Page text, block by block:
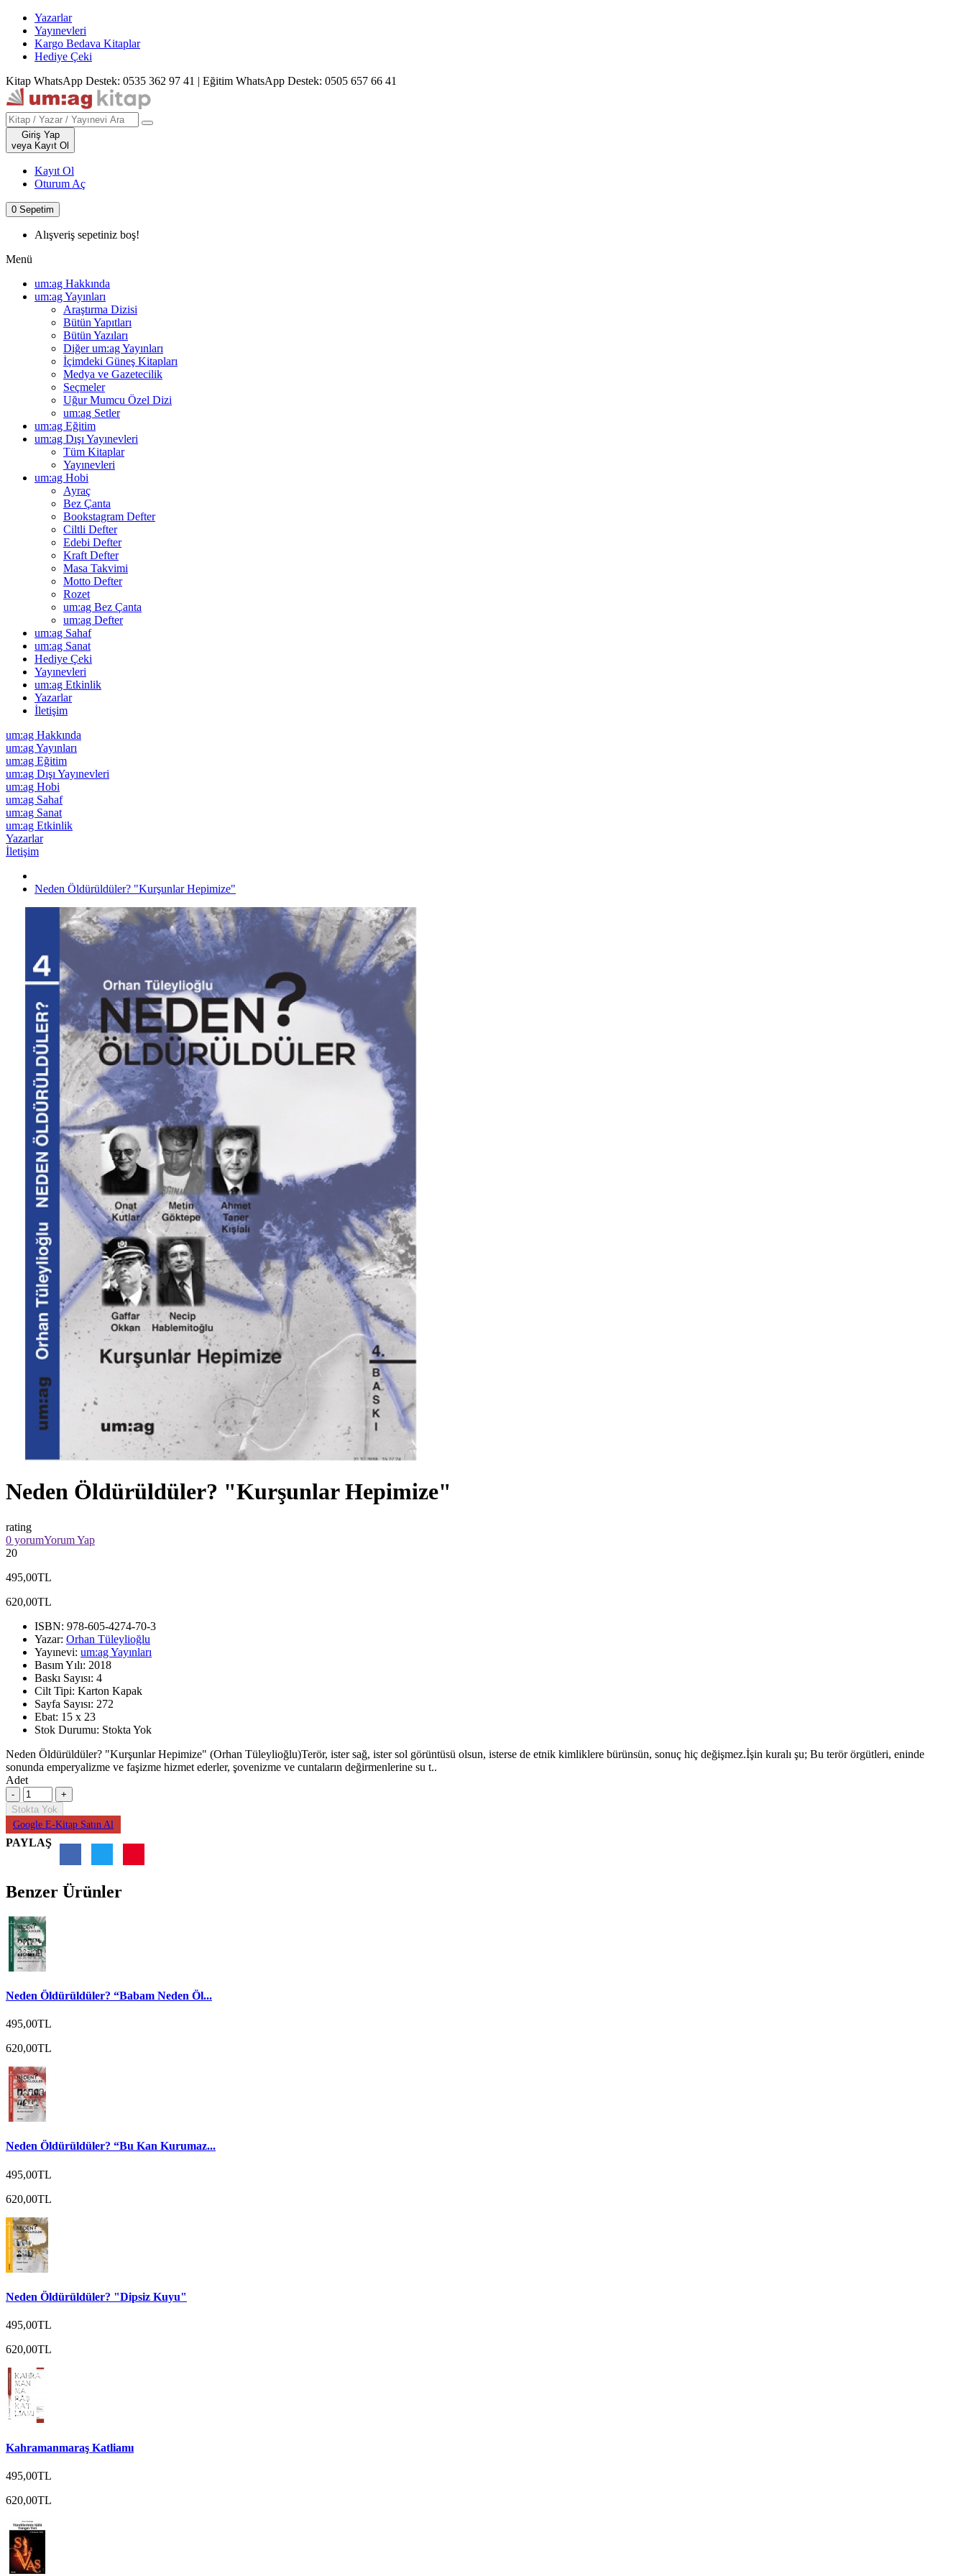
Yazarlar
Yayınevleri
Kargo Bedava Kitaplar
Hediye Çeki
Kitap WhatsApp Destek: 0535 362 97 41 | Eğitim WhatsApp Destek: 0505 657 66 41
Giriş Yap
veya Kayıt Ol
Kayıt Ol
Oturum Aç
0 Sepetim
Alışveriş sepetiniz boş!
Menü
um:ag Hakkında
um:ag Yayınları
Araştırma Dizisi
Bütün Yapıtları
Bütün Yazıları
Diğer um:ag Yayınları
İçimdeki Güneş Kitapları
Medya ve Gazetecilik
Seçmeler
Uğur Mumcu Özel Dizi
um:ag Setler
um:ag Eğitim
um:ag Dışı Yayınevleri
Tüm Kitaplar
Yayınevleri
um:ag Hobi
Ayraç
Bez Çanta
Bookstagram Defter
Ciltli Defter
Edebi Defter
Kraft Defter
Masa Takvimi
Motto Defter
Rozet
um:ag Bez Çanta
um:ag Defter
um:ag Sahaf
um:ag Sanat
Hediye Çeki
Yayınevleri
um:ag Etkinlik
Yazarlar
İletişim
um:ag Hakkında
um:ag Yayınları
um:ag Eğitim
um:ag Dışı Yayınevleri
um:ag Hobi
um:ag Sahaf
um:ag Sanat
um:ag Etkinlik
Yazarlar
İletişim
Neden Öldürüldüler? "Kurşunlar Hepimize"
Neden Öldürüldüler? "Kurşunlar Hepimize"
rating
0 yorumYorum Yap
20
495,00TL
620,00TL
ISBN: 978-605-4274-70-3
Yazar: Orhan Tüleylioğlu
Yayınevi: um:ag Yayınları
Basım Yılı: 2018
Baskı Sayısı: 4
Cilt Tipi: Karton Kapak
Sayfa Sayısı: 272
Ebat: 15 x 23
Stok Durumu: Stokta Yok
Neden Öldürüldüler? "Kurşunlar Hepimize" (Orhan Tüleylioğlu)Terör, ister sağ, ister sol görüntüsü olsun, isterse de etnik kimliklere bürünsün, sonuç hiç değişmez.İşin kuralı şu; Bu terör örgütleri, eninde
sonunda emperyalizme ve faşizme hizmet ederler, şovenizme ve cuntaların değirmenlerine su t..
Adet
Stokta Yok
Google E-Kitap Satın Al
PAYLAŞ
Benzer Ürünler
Neden Öldürüldüler? “Babam Neden Öl...
495,00TL
620,00TL
Neden Öldürüldüler? “Bu Kan Kurumaz...
495,00TL
620,00TL
Neden Öldürüldüler? "Dipsiz Kuyu"
495,00TL
620,00TL
Kahramanmaraş Katliamı
495,00TL
620,00TL